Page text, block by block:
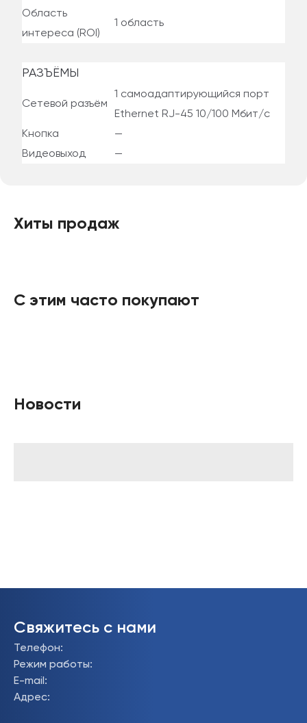
Область
интереса (ROI)
1 область
РАЗЪЁМЫ
Сетевой разъём
1 самоадаптирующийся порт
Ethernet RJ-45 10/100 Мбит/с
Кнопка
—
Видеовыход
—
Хиты продаж
С этим часто покупают
Новости
Свяжитесь с нами
Телефон:
Режим работы:
E-mail :
Адрес: